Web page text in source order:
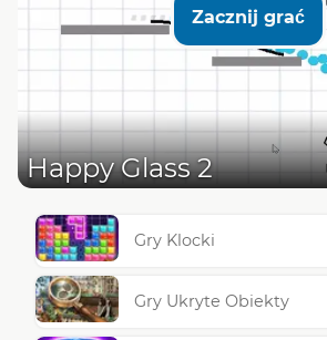
Zacznij grać
Happy Glass 2
Gry Klocki
Gry Ukryte Obiekty